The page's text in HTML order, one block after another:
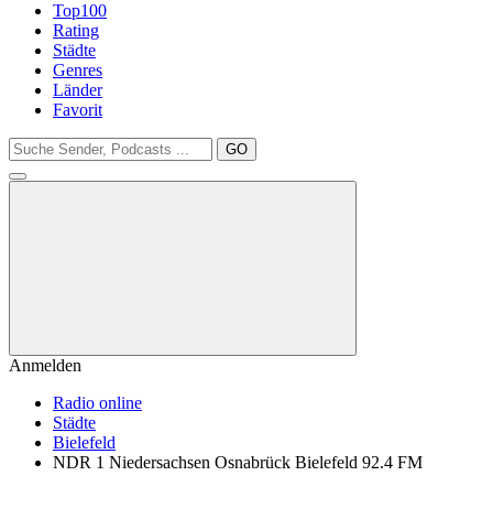
Top100
Rating
Städte
Genres
Länder
Favorit
GO
Anmelden
Radio online
Städte
Bielefeld
NDR 1 Niedersachsen Osnabrück Bielefeld 92.4 FM